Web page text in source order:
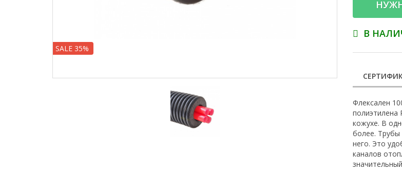
SALE 35%
В
Флексален
полиэтилена
кожухе. В
более. Трубы
него. Это
каналов